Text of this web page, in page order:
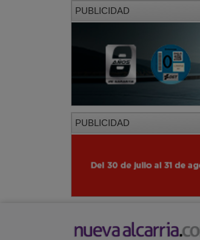
PUBLICIDAD
PUBLICIDAD